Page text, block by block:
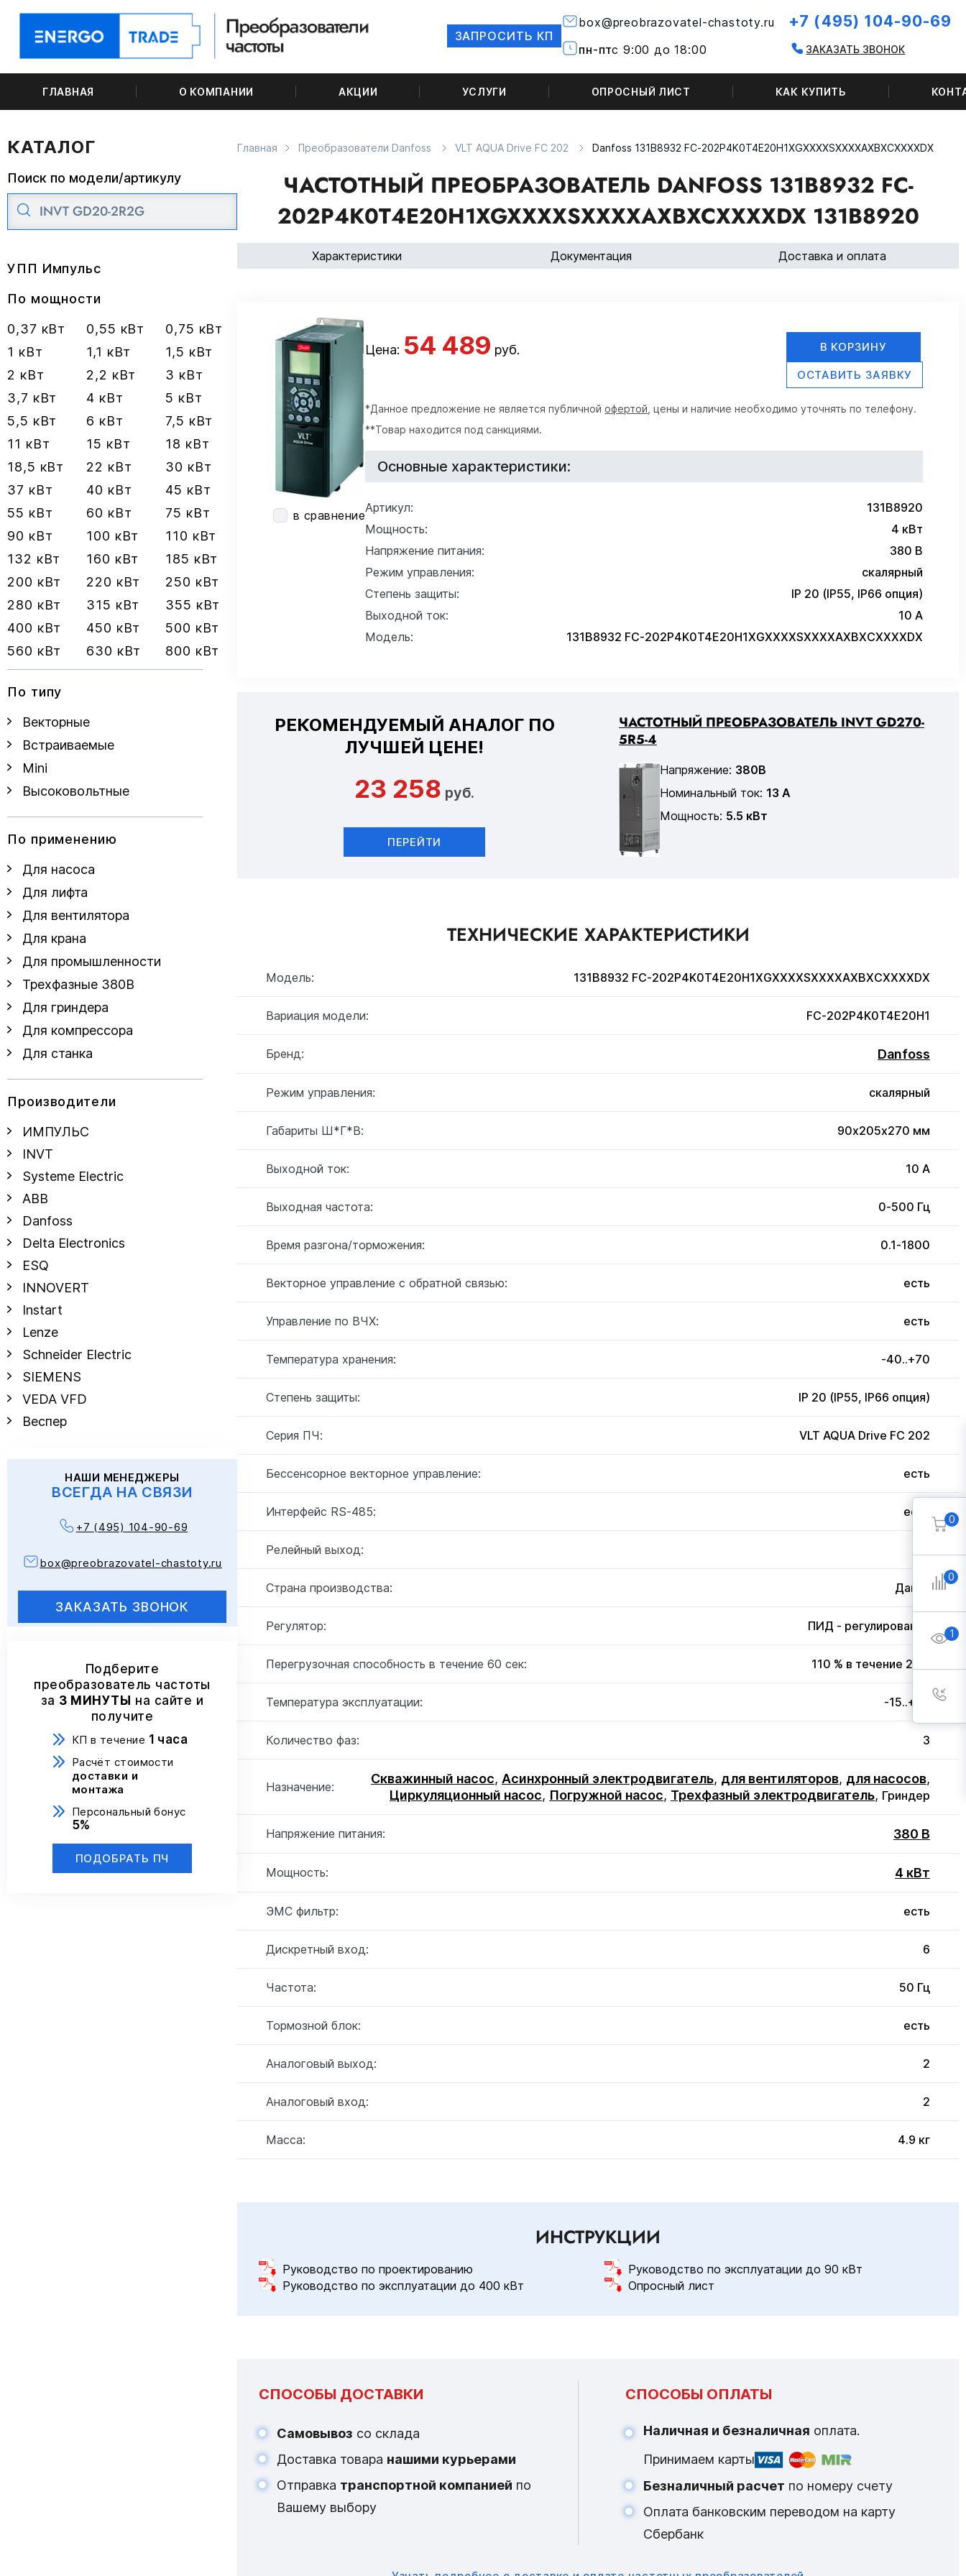
ЗАПРОСИТЬ КП
box@preobrazovatel-chastoty.ru +7 (495) 104-90-69
пн-птс 9:00 до 18:00 ЗАКАЗАТЬ ЗВОНОК
ГЛАВНАЯ О КОМПАНИИ АКЦИИ УСЛУГИ ОПРОСНЫЙ ЛИСТ КАК КУПИТЬ
КАТАЛОГ Главная Преобразователи Danfoss VLT AQUA Drive FC 202 Danfoss 131B8932 FC-202P4K0T4E20H1XGXXXXSXXXXAXBXCXXXXDX
Поиск по модели/артикулу
УПП Импульс
По мощности
0,37 кВт
0,55 кВт
0,75 кВт
1 кВт
1,1 кВт
1,5 кВт
2 кВт
2,2 кВт
3 кВт
3,7 кВт
4 кВт
5 кВт
5,5 кВт
6 кВт
7,5 кВт
11 кВт
15 кВт
18 кВт
18,5 кВт
22 кВт
30 кВт
37 кВт
40 кВт
45 кВт
55 кВт
60 кВт
75 кВт
90 кВт
100 кВт
110 кВт
132 кВт
160 кВт
185 кВт
200 кВт
220 кВт
250 кВт
280 кВт
315 кВт
355 кВт
400 кВт
450 кВт
500 кВт
560 кВт
630 кВт 800 кВт
По типу
Векторные
Встраиваемые
Mini
Высоковольтные
По применению
Для насоса
Для лифта
Для вентилятора
Для крана
Для промышленности
Трехфазные 380В
Для гриндера
Для компрессора
Для станка
Производители
ИМПУЛЬС
INVT
Systeme Electric
ABB
Danfoss
Delta Electronics
ESQ
INNOVERT
Instart
Lenze
Schneider Electric
SIEMENS
VEDA VFD
Веспер
НАШИ МЕНЕДЖЕРЫ
ВСЕГДА НА СВЯЗИ
+7 (495) 104-90-69
box@preobrazovatel-chastoty.ru
ЗАКАЗАТЬ ЗВОНОК
Подберите
преобразователь частоты
за 3 МИНУТЫ на сайте и
получите
КП в течение 1 часа
Расчёт стоимости
доставки и
монтажа
Персональный бонус
5%
ПОДОБРАТЬ ПЧ
ЧАСТОТНЫЙ ПРЕОБРАЗОВАТЕЛЬ DANFOSS 131B8932 FC-
202P4K0T4E20H1XGXXXXSXXXXAXBXCXXXXDX 131B8920
Характеристики Документация Доставка и оплата
в сравнение
Цена: 54 489 руб. В КОРЗИНУ
ОСТАВИТЬ ЗАЯВКУ
*Данное предложение не является публичной офертой , цены и наличие необходимо уточнять по телефону.
**Товар находится под санкциями.
Основные характеристики:
Артикул:
131B8920
Мощность:
4 кВт
Напряжение питания:
380 В
Режим управления:
скалярный
Степень защиты:
IP 20 (IP55, IP66 опция)
Выходной ток:
10 А
Модель:
131B8932 FC-202P4K0T4E20H1XGXXXXSXXXXAXBXCXXXXDX
РЕКОМЕНДУЕМЫЙ АНАЛОГ ПО
ЛУЧШЕЙ ЦЕНЕ!
23 258 руб.
ПЕРЕЙТИ
ЧАСТОТНЫЙ ПРЕОБРАЗОВАТЕЛЬ INVT GD270-
5R5-4
Напряжение: 380В
Номинальный ток: 13 А
Мощность: 5.5 кВт
ТЕХНИЧЕСКИЕ ХАРАКТЕРИСТИКИ
Модель: 131B8932 FC-202P4K0T4E20H1XGXXXXSXXXXAXBXCXXXXDX
Вариация модели: FC-202P4K0T4E20H1
Бренд: Danfoss
Режим управления: скалярный
Габариты Ш*Г*В: 90x205x270 мм
Выходной ток: 10 А
Выходная частота: 0-500 Гц
Время разгона/торможения: 0.1-1800
Векторное управление с обратной связью: есть
Управление по ВЧХ: есть
Температура хранения: -40..+70
Степень защиты: IP 20 (IP55, IP66 опция)
Серия ПЧ: VLT AQUA Drive FC 202
Бессенсорное векторное управление: есть
Интерфейс RS-485: есть
Релейный выход:
Страна производства: Дания
Регулятор: ПИД - регулирование
Перегрузочная способность в течение 60 сек: 110 % в течение 20 с
Температура эксплуатации: -15..+50
Количество фаз: 3
Назначение:
Скважинный насос, Асинхронный электродвигатель, для вентиляторов, для насосов,
Циркуляционный насос, Погружной насос, Трехфазный электродвигатель, Гриндер
Напряжение питания: 380 В
Мощность: 4 кВт
ЭМС фильтр: есть
Дискретный вход: 6
Частота: 50 Гц
Тормозной блок: есть
Аналоговый выход: 2
Аналоговый вход: 2
Масса: 4.9 кг
ИНСТРУКЦИИ
Руководство по проектированию
Руководство по эксплуатации до 90 кВт
Руководство по эксплуатации до 400 кВт
Опросный лист
СПОСОБЫ ДОСТАВКИ
Самовывоз со склада
Доставка товара нашими курьерами
Отправка транспортной компанией по
Вашему выбору
СПОСОБЫ ОПЛАТЫ
Наличная и безналичная оплата.
Принимаем карты
Безналичный расчет по номеру счету
Оплата банковским переводом на карту
Сбербанк
0
0
1